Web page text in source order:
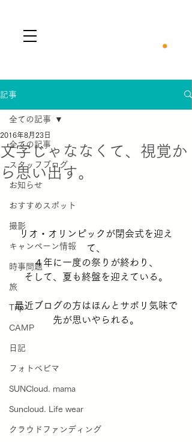
記事
全ての記事
スタッフブログ
お知らせ
おすすめスポット
撮影
キャンペーン情報
時事問題
旅
Trip
CAMP
日記
フォトベビマ
SUNCloud. mama
Suncloud. Life wear
クラウドファンディング
全ての記事
文字じゃななくて、視覚か
ら思い出す。
2016年8月23日
リオ・オリンピックが閉会式を迎え
て、
４年に一度の祭りが終わり、
そして、夏も終盤を迎えている。
最近ブログの方はほんとサボリ気味で
先が思いやられる。